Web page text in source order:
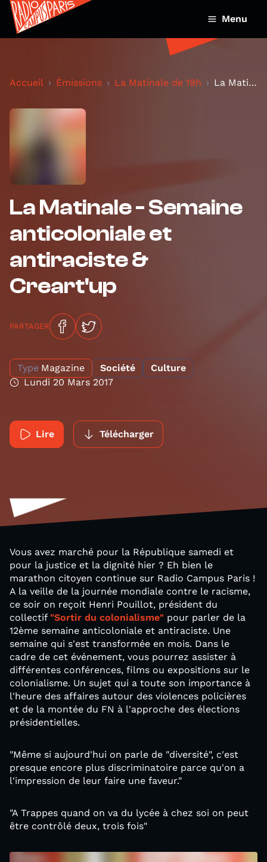
Menu
Accueil Émissions La Matinale de 19h La Matinale - Semaine anticoloniale et antiraciste...
La Matinale - Semaine
anticoloniale et
antiraciste &
Creart'up
PARTAGER
Type Magazine Société
Culture
Lundi 20 Mars 2017
Lire Télécharger
Vous avez marché pour la République samedi et
pour la justice et la dignité hier ? Eh bien le
marathon citoyen continue sur Radio Campus Paris !
A la veille de la journée mondiale contre le racisme,
ce soir on reçoit Henri Pouillot, président du
collectif "Sortir du colonialisme" pour parler de la
12ème semaine anticoloniale et antiraciste. Une
semaine qui s'est transformée en mois. Dans le
cadre de cet événement, vous pourrez assister à
différentes conférences, films ou expositions sur le
colonialisme. Un sujet qui a toute son importance à
l'heure des affaires autour des violences policières
et de la montée du FN à l'approche des élections
présidentielles.
"Même si aujourd'hui on parle de "diversité", c'est
presque encore plus discriminatoire parce qu'on a
l'impression de leur faire une faveur."
"A Trappes quand on va du lycée à chez soi on peut
être contrôlé deux, trois fois"